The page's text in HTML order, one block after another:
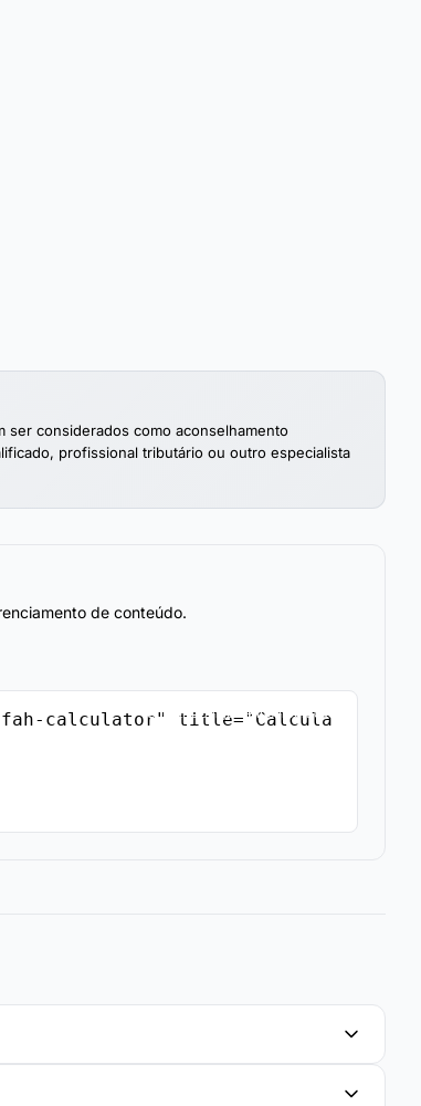
ser considerados como aconselhamento
profissional tributário ou outro especialista
de conteúdo.
calculator" title="Calcula
Copiar Código de Incorporação